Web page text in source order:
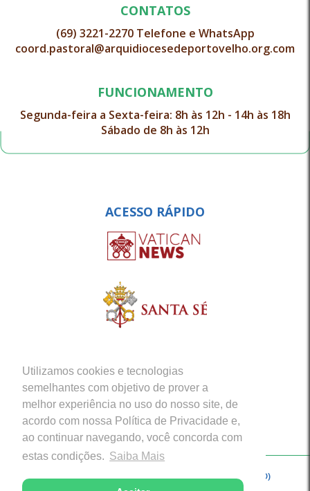
Utilizamos cookies e tecnologias
semelhantes com objetivo de prover a
melhor experiência no uso do nosso site, de
acordo com nossa Política de Privacidade e,
ao continuar navegando, você concorda com
estas condições. Saiba Mais
CONTATOS
(69) 3221-2270 Telefone e WhatsApp
coord.pastoral@arquidiocesedeportovelho.org.com
FUNCIONAMENTO
Segunda-feira a Sexta-feira: 8h às 12h - 14h às 18h
Sábado de 8h às 12h
ACESSO RÁPIDO
Copyright © 2026 - Arquidiocese de Porto Velho (RO)